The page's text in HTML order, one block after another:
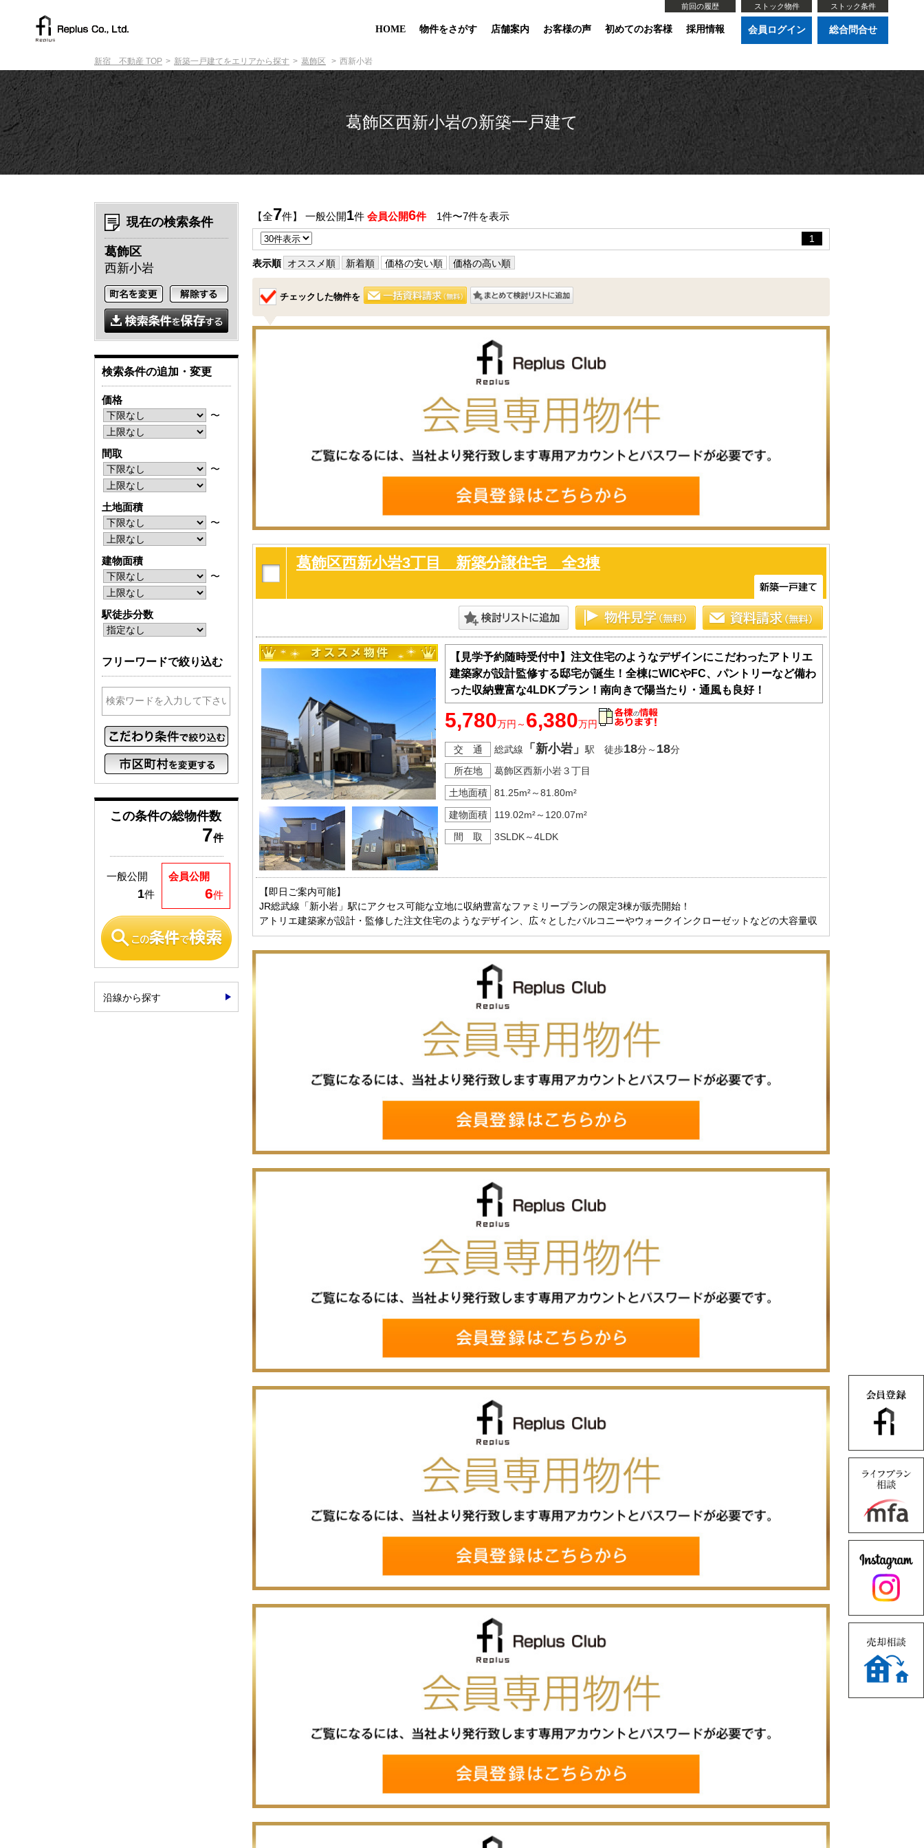
前回の履歴 ストック物件 ストック条件
会員ログイン 総合問合せ
HOME 物件をさがす 店舗案内 お客様の声 初めてのお客様 採用情報
新宿 不動産 TOP 新築一戸建てをエリアから探す 葛飾区 西新小岩
葛飾区西新小岩の新築一戸建て
【全7件】 一般公開1件 会員公開6件1件〜7件を表示
1
表示順 オススメ順 新着順 価格の安い順 価格の高い順
チェックした物件を
葛飾区西新小岩3丁目 新築分譲住宅 全3棟
【見学予約随時受付中】注文住宅のようなデザインにこだわったアトリエ
建築家が設計監修する邸宅が誕生！全棟にWICやFC、パントリーなど備わ
った収納豊富な4LDKプラン！南向きで陽当たり・通風も良好！
5,780万円～ 6,380万円
交 通 総武線 「新小岩」駅 徒歩18分～ 18分
所在地
葛飾区西新小岩３丁目
土地面積
81.25m²～81.80m²
建物面積
119.02m²～120.07m²
間 取
3SLDK～4LDK
【即日ご案内可能】
JR総武線「新小岩」駅にアクセス可能な立地に収納豊富なファミリープランの限定3棟が販売開始！
アトリエ建築家が設計・監修した注文住宅のようなデザイン、広々としたバルコニーやウォークインクローゼットなどの大容量収
納が備わったプランニング。
長期優良住宅・設計性能評価書取得で機能面でも安心して暮らせる住まいとなっています！
物件詳細や現地ご案内希望など、お気軽にお問い合わせください！
【本店フリーダイヤル：0120-76-1177】お待ちしております！
現在の検索条件
葛飾区
西新小岩
検索条件の追加・変更
価格
〜
間取
〜
土地面積
〜
建物面積
〜
駅徒歩分数
フリーワードで絞り込む
この条件の総物件数
7件
会員公開
6件
一般公開
1件
沿線から探す